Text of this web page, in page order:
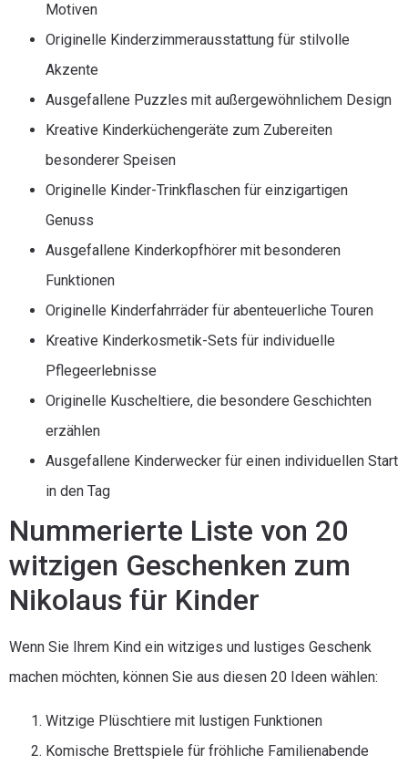
Motiven
Originelle Kinderzimmerausstattung für stilvolle
Akzente
Ausgefallene Puzzles mit außergewöhnlichem Design
Kreative Kinderküchengeräte zum Zubereiten
besonderer Speisen
Originelle Kinder-Trinkflaschen für einzigartigen
Genuss
Ausgefallene Kinderkopfhörer mit besonderen
Funktionen
Originelle Kinderfahrräder für abenteuerliche Touren
Kreative Kinderkosmetik-Sets für individuelle
Pflegeerlebnisse
Originelle Kuscheltiere, die besondere Geschichten
erzählen
Ausgefallene Kinderwecker für einen individuellen Start
in den Tag
Nummerierte Liste von 20
witzigen Geschenken zum
Nikolaus für Kinder
Wenn Sie Ihrem Kind ein witziges und lustiges Geschenk
machen möchten, können Sie aus diesen 20 Ideen wählen:
Witzige Plüschtiere mit lustigen Funktionen
Komische Brettspiele für fröhliche Familienabende